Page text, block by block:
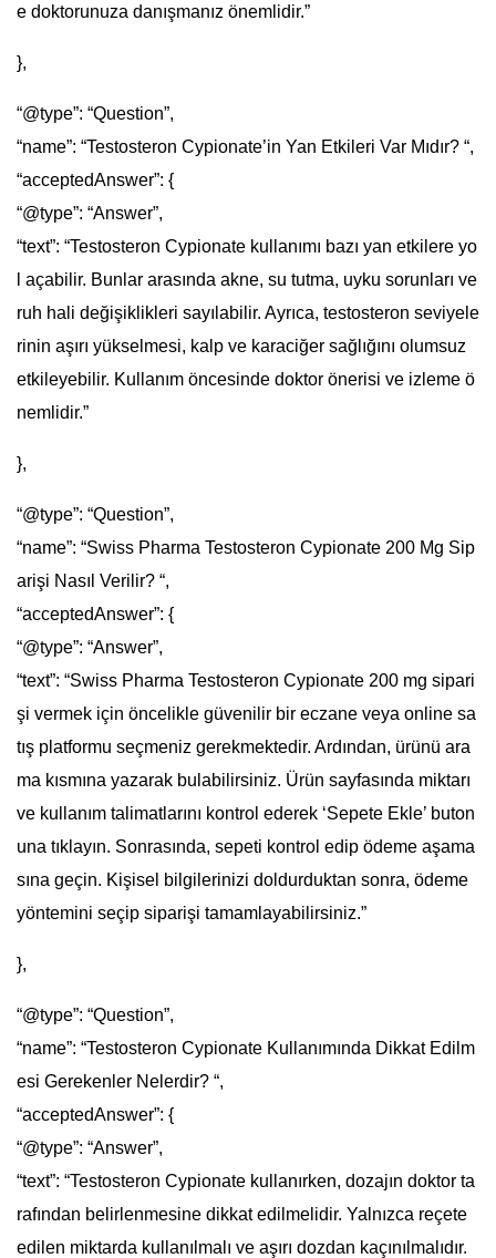
e doktorunuza danışmanız önemlidir.”
},
“@type”: “Question”,
“name”: “Testosteron Cypionate’in Yan Etkileri Var Mıdır? “,
“acceptedAnswer”: {
“@type”: “Answer”,
“text”: “Testosteron Cypionate kullanımı bazı yan etkilere yo
l açabilir. Bunlar arasında akne, su tutma, uyku sorunları ve
ruh hali değişiklikleri sayılabilir. Ayrıca, testosteron seviyele
rinin aşırı yükselmesi, kalp ve karaciğer sağlığını olumsuz
etkileyebilir. Kullanım öncesinde doktor önerisi ve izleme ö
nemlidir.”
},
“@type”: “Question”,
“name”: “Swiss Pharma Testosteron Cypionate 200 Mg Sip
arişi Nasıl Verilir? “,
“acceptedAnswer”: {
“@type”: “Answer”,
“text”: “Swiss Pharma Testosteron Cypionate 200 mg sipari
şi vermek için öncelikle güvenilir bir eczane veya online sa
tış platformu seçmeniz gerekmektedir. Ardından, ürünü ara
ma kısmına yazarak bulabilirsiniz. Ürün sayfasında miktarı
ve kullanım talimatlarını kontrol ederek ‘Sepete Ekle’ buton
una tıklayın. Sonrasında, sepeti kontrol edip ödeme aşama
sına geçin. Kişisel bilgilerinizi doldurduktan sonra, ödeme
yöntemini seçip siparişi tamamlayabilirsiniz.”
},
“@type”: “Question”,
“name”: “Testosteron Cypionate Kullanımında Dikkat Edilm
esi Gerekenler Nelerdir? “,
“acceptedAnswer”: {
“@type”: “Answer”,
“text”: “Testosteron Cypionate kullanırken, dozajın doktor ta
rafından belirlenmesine dikkat edilmelidir. Yalnızca reçete
edilen miktarda kullanılmalı ve aşırı dozdan kaçınılmalıdır.